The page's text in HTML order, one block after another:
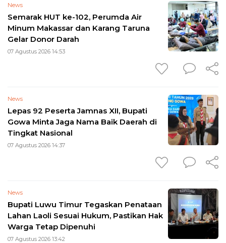
News
Semarak HUT ke-102, Perumda Air
Minum Makassar dan Karang Taruna
Gelar Donor Darah
07 Agustus 2026 14:53
News
Lepas 92 Peserta Jamnas XII, Bupati
Gowa Minta Jaga Nama Baik Daerah di
Tingkat Nasional
07 Agustus 2026 14:37
News
Bupati Luwu Timur Tegaskan Penataan
Lahan Laoli Sesuai Hukum, Pastikan Hak
Warga Tetap Dipenuhi
07 Agustus 2026 13:42